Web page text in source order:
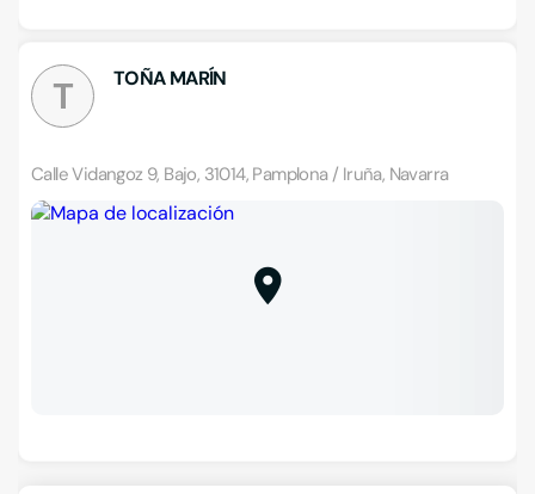
T TOÑA MARÍN
Calle Vidangoz 9, Bajo, 31014, Pamplona / Iruña, Navarra